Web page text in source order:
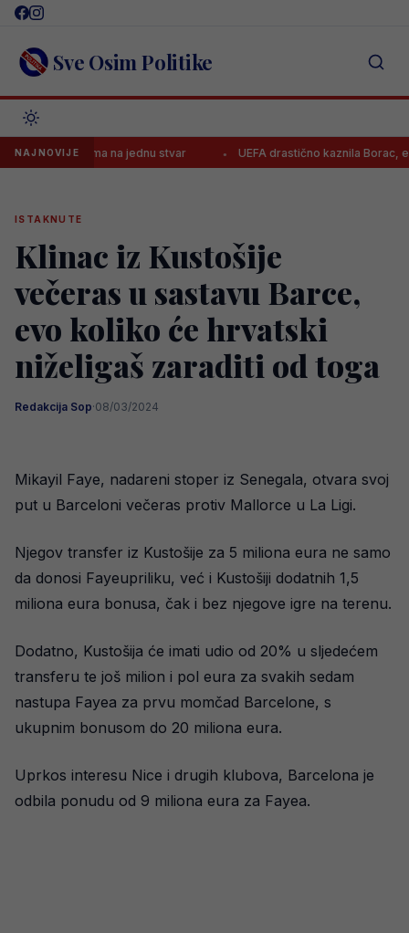
Skip
content Sve Osim Politike
NAJNOVIJE
Kerima na jednu stvar UEFA drastično kaznila Borac, evo
ISTAKNUTE
Klinac iz Kustošije
večeras u sastavu Barce,
evo koliko će hrvatski
niželigaš zaraditi od toga
Redakcija Sop·08/03/2024
Mikayil Faye, nadareni stoper iz Senegala, otvara svoj
put u Barceloni večeras protiv Mallorce u La Ligi.
Njegov transfer iz Kustošije za 5 miliona eura ne samo
da donosi Fayeupriliku, već i Kustošiji dodatnih 1,5
miliona eura bonusa, čak i bez njegove igre na terenu.
Dodatno, Kustošija će imati udio od 20% u sljedećem
transferu te još milion i pol eura za svakih sedam
nastupa Fayea za prvu momčad Barcelone, s
ukupnim bonusom do 20 miliona eura.
Uprkos interesu Nice i drugih klubova, Barcelona je
odbila ponudu od 9 miliona eura za Fayea.